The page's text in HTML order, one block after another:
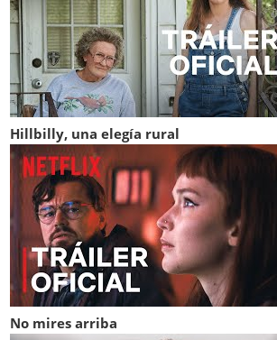
Hillbilly, una elegía rural
No mires arriba